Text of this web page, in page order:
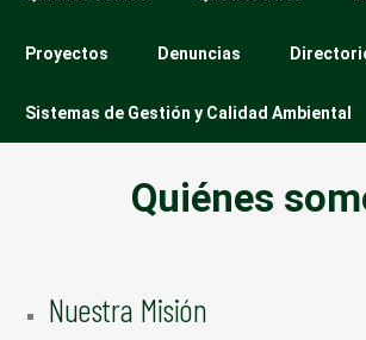
Proyectos Denuncias
Sistemas de Gestión y Calidad Ambiental
Quiénes
Nuestra Misión